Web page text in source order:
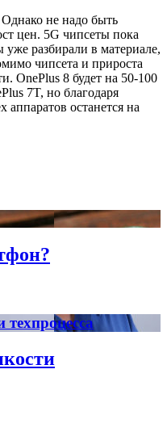
не надо быть
цен. 5G чипсеты пока
разбирали в материале,
чипсета и прироста
OnePlus 8 будет на 50-100
7T, но благодаря
аппаратов останется на
техпроцесса